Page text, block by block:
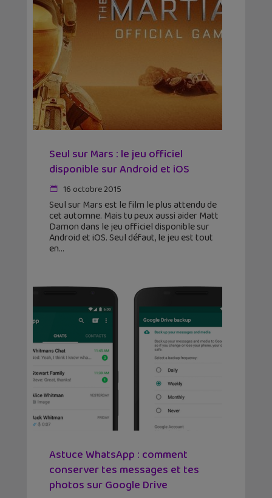
Seul sur Mars : le jeu officiel
disponible sur Android et iOS
16 octobre 2015
Seul sur Mars est le film le plus attendu de
cet automne. Mais tu peux aussi aider Matt
Damon dans le jeu officiel disponible sur
Android et iOS. Seul défaut, le jeu est tout
en
Astuce WhatsApp : comment
conserver tes messages et tes
photos sur Google Drive